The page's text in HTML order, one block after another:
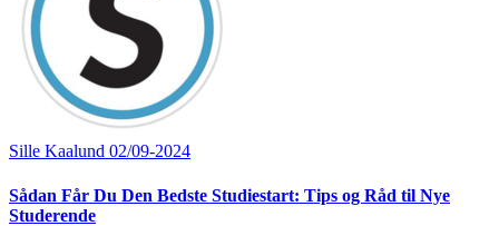
Sille Kaalund 02/09-2024
Sådan Får Du Den Bedste Studiestart: Tips og Råd til Nye
Studerende